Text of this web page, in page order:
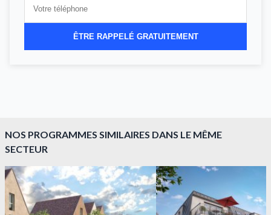
ÊTRE RAPPELÉ GRATUITEMENT
NOS PROGRAMMES SIMILAIRES DANS LE MÊME
SECTEUR